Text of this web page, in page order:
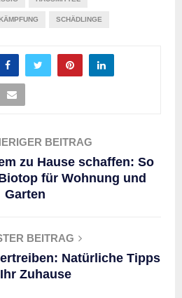
SCHÄDLINGE
BEITRAG
zu Hause schaffen: So
für Wohnung und
Garten
BEITRAG
Natürliche Tipps
Zuhause